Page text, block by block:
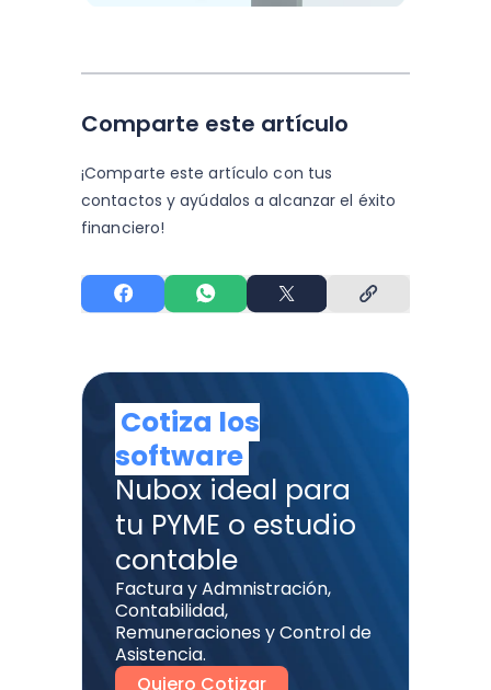
Comparte este artículo
¡Comparte este artículo con tus
contactos y ayúdalos a alcanzar el éxito
financiero!
Cotiza los
software
Nubox ideal para
tu PYME o estudio
contable
Factura y Admnistración,
Contabilidad,
Remuneraciones y Control de
Asistencia.
Quiero Cotizar